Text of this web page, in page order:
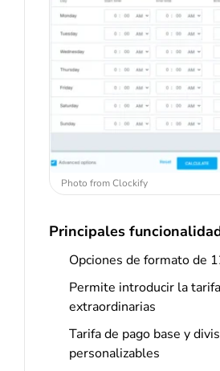
Photo from Clockify
Principales
Opciones de formato de
Permite introducir la
extraordinarias
Tarifa de pago base y
personalizables